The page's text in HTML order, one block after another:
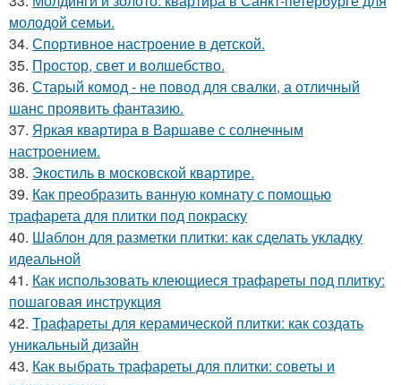
молодой семьи.
34. Спортивное настроение в детской.
35. Простор, свет и волшебство.
36. Старый комод - не повод для свалки, а отличный
шанс проявить фантазию.
37. Яркая квартира в Варшаве с солнечным
настроением.
38. Экостиль в московской квартире.
39. Как преобразить ванную комнату с помощью
трафарета для плитки под покраску
40. Шаблон для разметки плитки: как сделать укладку
идеальной
41. Как использовать клеющиеся трафареты под плитку:
пошаговая инструкция
42. Трафареты для керамической плитки: как создать
уникальный дизайн
43. Как выбрать трафареты для плитки: советы и